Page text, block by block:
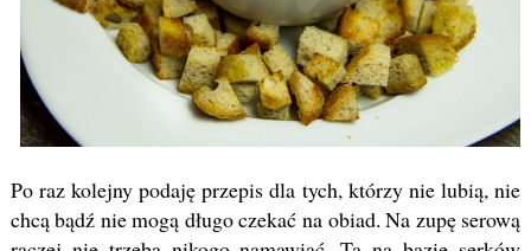
Po raz kolejny podaję przepis dla tych, którzy nie lubią, nie
chcą bądź nie mogą długo czekać na obiad. Na zupę serową